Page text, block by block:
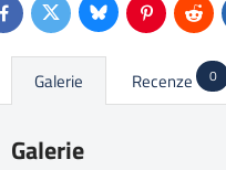
FacebookTwitterBlueskyPinterestReddit
Galerie Recenze 0
Galerie